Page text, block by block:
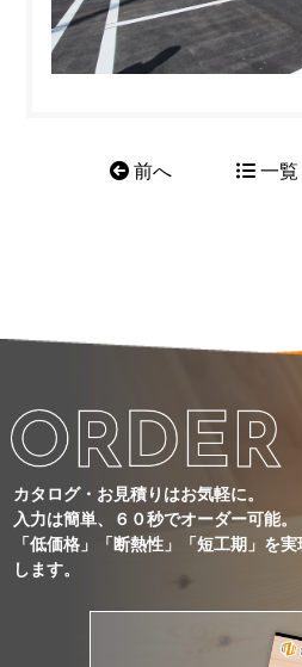
前へ 一覧
カタログ・お見積りはお気軽に。
入力は簡単、６０秒でオーダー可能。
「低価格」「断熱性」「短工期」を
します。